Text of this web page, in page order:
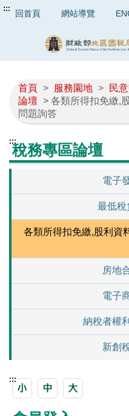
::: 回首頁 網站導覽
首頁 > 服務園地 > 民
論壇 > 各類所得扣免繳,
問題詢答
:::稅務專區論壇
電子
最低稅
各類所得扣免繳,股利資
房地
電子
納稅者權
新創
:::